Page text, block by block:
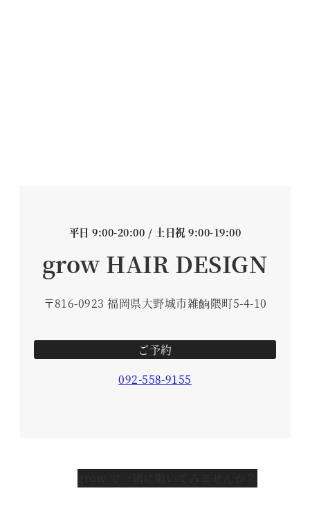
平日 9:00-20:00 / 土日祝 9:00-19:00
grow HAIR DESIGN
〒816-0923 福岡県大野城市雑餉隈町5-4-10
ご予約
092-558-9155